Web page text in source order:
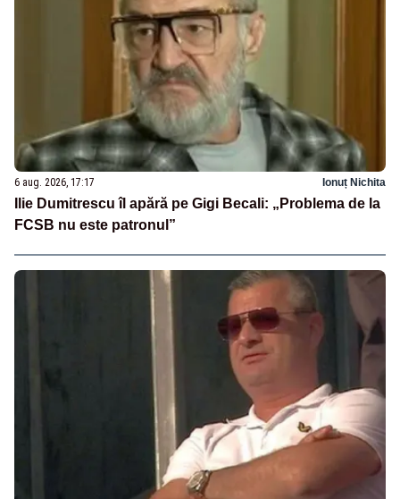
6 aug. 2026, 17:17 Ionuț Nichita
Ilie Dumitrescu îl apără pe Gigi Becali: „Problema de la
FCSB nu este patronul”